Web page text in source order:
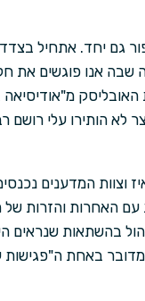
גם יחד. אתחיל
אנו פוגשים את
הותירו עלי רושם
המדענים
האחרות והזרות
בהשתאות
באחת ה"פגישות